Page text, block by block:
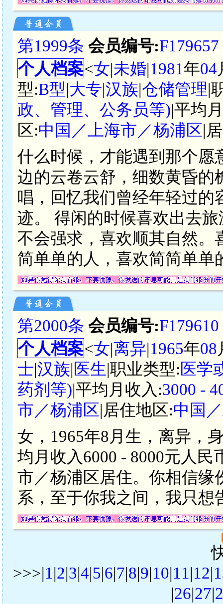
第1999条 会员编号:F179657
个人档案<女|未婚|1981年04
型:B型|大专|汉族|仓储管理|
政、管理、公务员等)|平均
区:中国／上海市／杨浦区|
什么时候，才能遇到那个愿
边的云卷云舒，细数黄昏的
唱，回忆我们曾经年轻过的
迹。 得闲的时候喜欢出去
不会强求，喜欢顺其自然。
简单单的人，喜欢简简单
第2000条 会员编号:F179610
个人档案<女|离异|1965年08
士|汉族| 医生|职业类型: 医学
药剂等)|平均月收入:3000 -
市／杨浦区|居住地区:中国
女，1965年8月生，离异，
均月收入6000 - 8000元人
市／杨浦区居住。你相信缘
系，至于你我之间，我只想
>>>|1|2|3|4|5|6|7|8|9|10|11|12|
|26|27|